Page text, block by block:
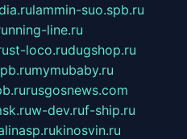
lammin-suo.spb.ru
line.ru
loco.rudugshop.ru
mymubaby.ru
rusgosnews.com
w-dev.ruf-ship.ru
kinosvin.ru